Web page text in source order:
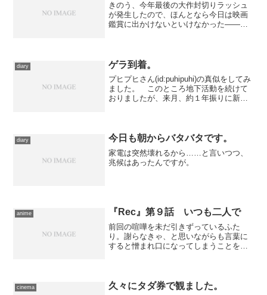
きのう、今年最後の大作封切りラッシュ
が発生したので、ほんとなら今日は映画
鑑賞に出かけないといけなかった――ん
来てしまい、どんどん埋まっ...
diary ゲラ到着。
プヒプヒさん(id:puhipuhi)の真似をしてみ
ました。 このところ地下活動を続けて
おりましたが、来月、約１年振りに新刊
り...
diary 今日も朝からバタバタです。
家電は突然壊れるから……と言いつつ、
兆候はあったんですが。
anime 『Rec』第９話 いつも二人で
前回の喧嘩を未だ引きずっているふた
り。謝らなきゃ、と思いながらも言葉に
すると憎まれ口になってしまうことを悔
まされて二人して呑みに出か...
cinema 久々にタダ券で観ました。